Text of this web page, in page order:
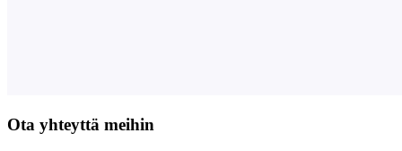
Ota yhteyttä meihin